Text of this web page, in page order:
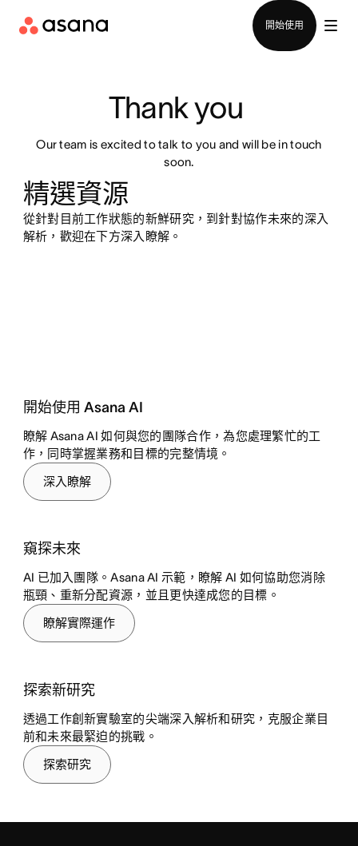
開始使用
Thank you
Our team is excited to talk to you and will be in touch
soon.
精選資源
從針對目前工作狀態的新鮮研究，到針對協作未來的深入
解析，歡迎在下方深入瞭解。
開始使用 Asana AI
瞭解 Asana AI 如何與您的團隊合作，為您處理繁忙的工
作，同時掌握業務和目標的完整情境。
深入瞭解
窺探未來
AI 已加入團隊。Asana AI 示範，瞭解 AI 如何協助您消除
瓶頸、重新分配資源，並且更快達成您的目標。
瞭解實際運作
探索新研究
透過工作創新實驗室的尖端深入解析和研究，克服企業目
前和未來最緊迫的挑戰。
探索研究